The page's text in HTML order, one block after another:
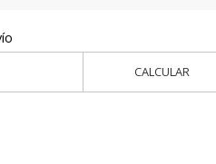
CALCULAR